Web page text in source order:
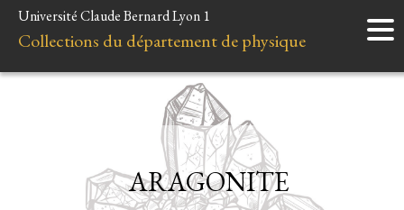
Accueil
Instruments
Liens et ressources
Université Claude Bernard Lyon 1
Collections du département de physique
ARAGONITE